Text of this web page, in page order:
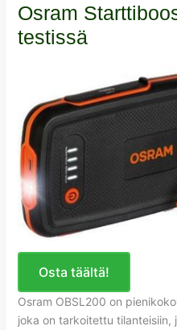
Osram
testissä
Osta täältä!
Osram OBSL200 on
joka on tarkoitettu tilanteisiin,